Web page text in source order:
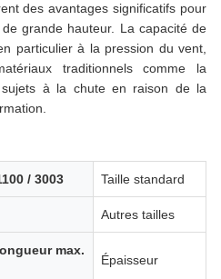
des avantages significatifs pour
grande hauteur. La capacité de
particulier à la pression du vent,
traditionnels comme la
à la chute en raison de la
/ 3003 Taille standard
Autres tailles
max.
Épaisseur